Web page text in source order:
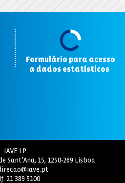
Formulário para acesso
a dados estatísticos
IAVE I.P.
Sant’Ana, 15, 1250-269 Lisboa
21 389 5100